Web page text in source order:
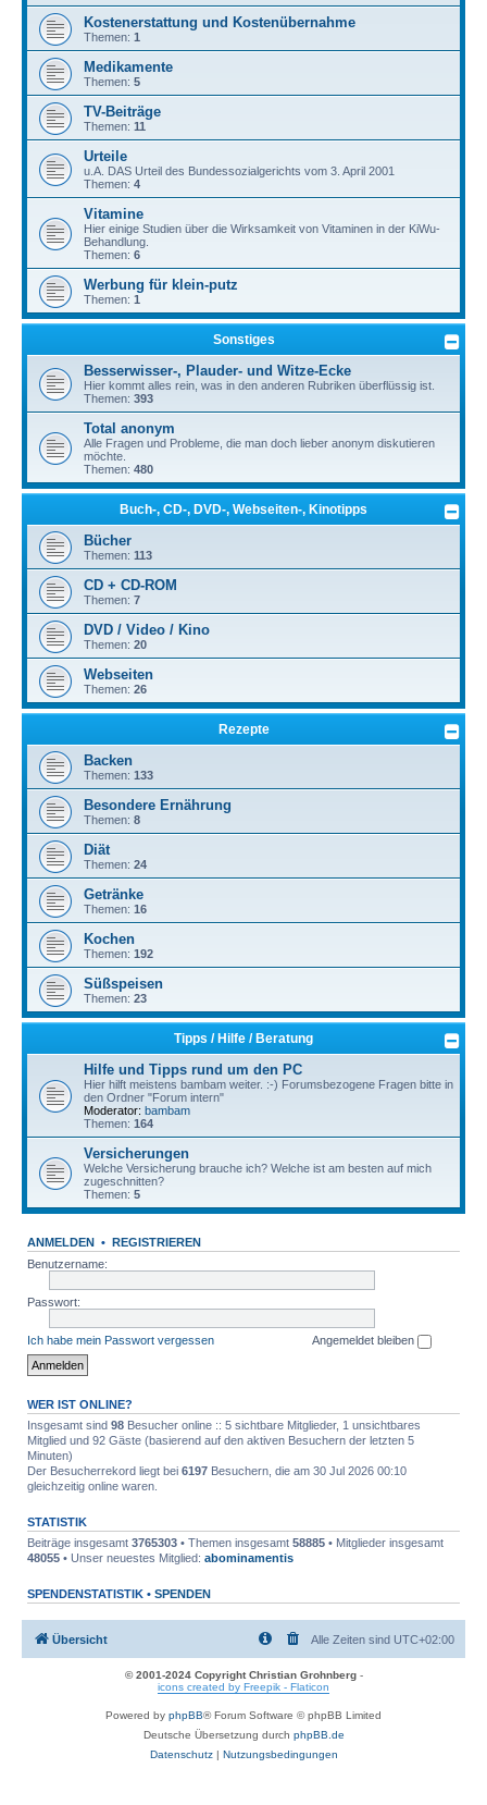
Kostenerstattung und Kostenübernahme
Themen: 1
Medikamente
Themen: 5
TV-Beiträge
Themen: 11
Urteile
u.A. DAS Urteil des Bundessozialgerichts vom 3. April 2001
Themen: 4
Vitamine
Hier einige Studien über die Wirksamkeit von Vitaminen in der KiWu-
Behandlung.
Themen: 6
Werbung für klein-putz
Themen: 1
Sonstiges
Besserwisser-, Plauder- und Witze-Ecke
Hier kommt alles rein, was in den anderen Rubriken überflüssig ist.
Themen: 393
Total anonym
Alle Fragen und Probleme, die man doch lieber anonym diskutieren
möchte.
Themen: 480
Buch-, CD-, DVD-, Webseiten-, Kinotipps
Bücher
Themen: 113
CD + CD-ROM
Themen: 7
DVD / Video / Kino
Themen: 20
Webseiten
Themen: 26
Rezepte
Backen
Themen: 133
Besondere Ernährung
Themen: 8
Diät
Themen: 24
Getränke
Themen: 16
Kochen
Themen: 192
Süßspeisen
Themen: 23
Tipps / Hilfe / Beratung
Hilfe und Tipps rund um den PC
Hier hilft meistens bambam weiter. :-) Forumsbezogene Fragen bitte in
den Ordner "Forum intern"
Moderator: bambam
Themen: 164
Versicherungen
Welche Versicherung brauche ich? Welche ist am besten auf mich
zugeschnitten?
Themen: 5
ANMELDEN • REGISTRIEREN
Benutzername:
Passwort:
Ich habe mein Passwort vergessen Angemeldet bleiben
WER IST ONLINE?
Insgesamt sind 98 Besucher online :: 5 sichtbare Mitglieder, 1 unsichtbares
Mitglied und 92 Gäste (basierend auf den aktiven Besuchern der letzten 5
Minuten)
Der Besucherrekord liegt bei 6197 Besuchern, die am 30 Jul 2026 00:10
gleichzeitig online waren.
STATISTIK
Beiträge insgesamt 3765303 • Themen insgesamt 58885 • Mitglieder insgesamt
48055 • Unser neuestes Mitglied: abominamentis
SPENDENSTATISTIK • SPENDEN
Übersicht Alle Zeiten sind UTC+02:00
© 2001-2024 Copyright Christian Grohnberg-
icons created by Freepik - Flaticon
Powered by phpBB® Forum Software © phpBB Limited
Deutsche Übersetzung durch phpBB.de
Datenschutz| Nutzungsbedingungen